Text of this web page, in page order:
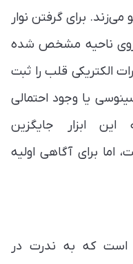
برای گرفتن نوار
روی ناحیه مشخص شده
الکتریکی قلب را ثبت
یا وجود احتمالی
این ابزار جایگزین
اما برای آگاهی اولیه
است که به ندرت در